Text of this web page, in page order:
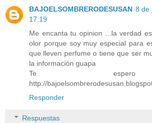
BAJOELSOMBRERODESUSAN 8 de
17:19
Me encanta tu opinion ...la verdad
olor porque soy muy especial para
que lleven perfume o tiene que ser
la información guapa
Te
http://
Responder
Respuestas